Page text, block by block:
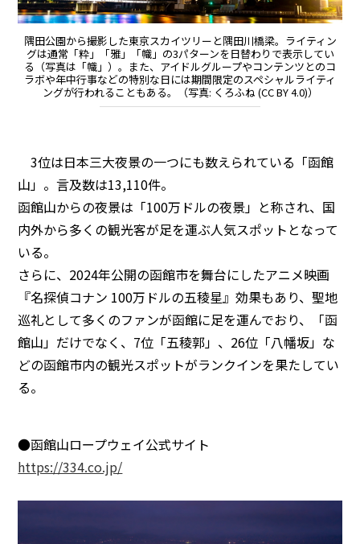
隅田公園から撮影した東京スカイツリーと隅田川橋梁。ライティン
グは通常「粋」「雅」「幟」の3パターンを日替わりで表示してい
る（写真は「幟」）。また、アイドルグループやコンテンツとのコ
ラボや年中行事などの特別な日には期間限定のスペシャルライティ
ングが行われることもある。（写真: くろふね (CC BY 4.0)）
3位は日本三大夜景の一つにも数えられている「函館
山」。言及数は13,110件。
函館山からの夜景は「100万ドルの夜景」と称され、国
内外から多くの観光客が足を運ぶ人気スポットとなって
いる。
さらに、2024年公開の函館市を舞台にしたアニメ映画
『名探偵コナン 100万ドルの五稜星』効果もあり、聖地
巡礼として多くのファンが函館に足を運んでおり、「函
館山」だけでなく、7位「五稜郭」、26位「八幡坂」な
どの函館市内の観光スポットがランクインを果たしてい
る。
●函館山ロープウェイ公式サイト
https://334.co.jp/